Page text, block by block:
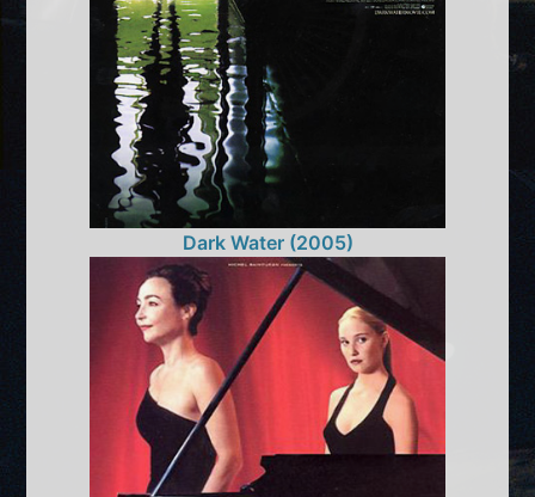
Dark Water (2005)